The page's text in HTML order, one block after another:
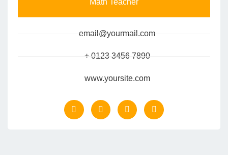
Math Teacher
email@yourmail.com
+ 0123 3456 7890
www.yoursite.com